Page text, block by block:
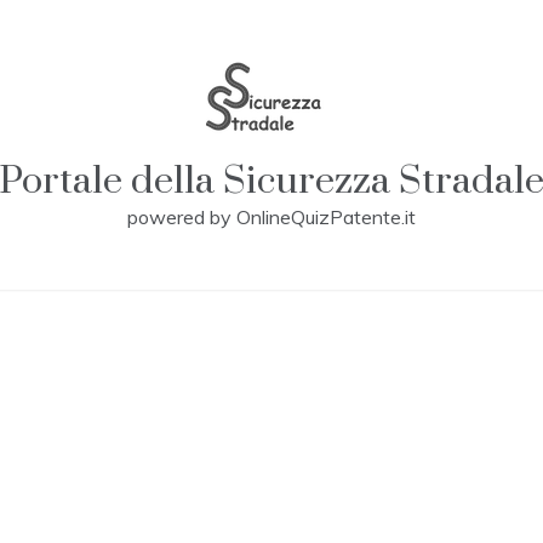
Portale della Sicurezza Stradale
powered by OnlineQuizPatente.it